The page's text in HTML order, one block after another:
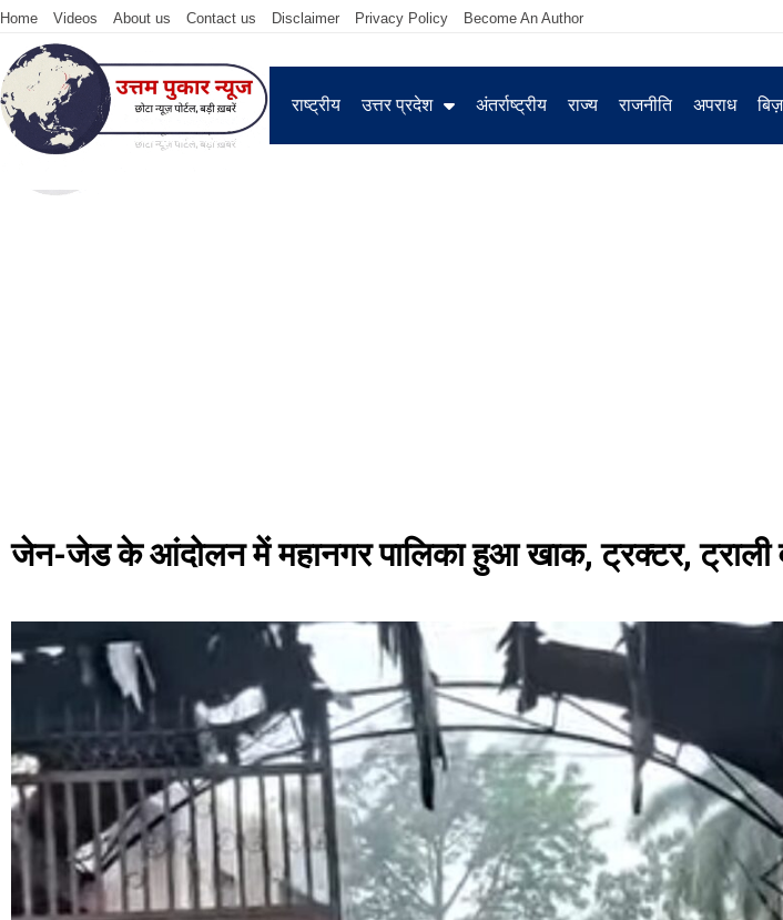
Home Videos About us Contact us Disclaimer Privacy Policy Become An Author
राष्ट्रीय उत्तर प्रदेश अंतर्राष्ट्रीय राज्य राजनीति अपराध
जेन-जेड के आंदोलन में महानगर पालिका हुआ खाक, ट्रक्टर, ट्राली